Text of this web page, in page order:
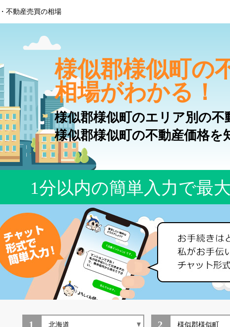
不動産売買の相場
様似郡様似町の
相場がわかる！
様似郡様似町のエリア別の不
様似郡様似町の不動産価格を
1分以内の簡単入力で最大
1 2